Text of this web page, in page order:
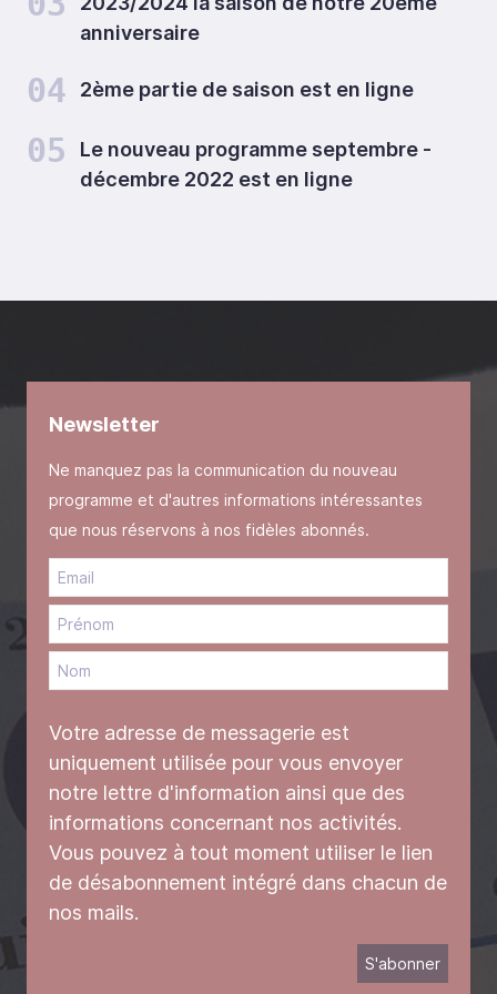
anniversaire
04 2ème partie de saison est en ligne
05
Le nouveau programme septembre -
décembre 2022 est en ligne
Newsletter
Ne manquez pas la communication du nouveau
programme et d'autres informations intéressantes
que nous réservons à nos fidèles abonnés.
Votre adresse de messagerie est
uniquement utilisée pour vous envoyer
notre lettre d'information ainsi que des
informations concernant nos activités.
Vous pouvez à tout moment utiliser le lien
de désabonnement intégré dans chacun de
nos mails.